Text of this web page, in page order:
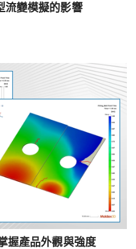
流變模擬的影響
握產品外觀與強度